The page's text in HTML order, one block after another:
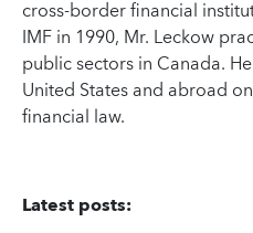
cross-border financial
IMF in 1990, Mr. Leckow
public sectors in Canada.
United States and abroad
financial law.
Latest posts: